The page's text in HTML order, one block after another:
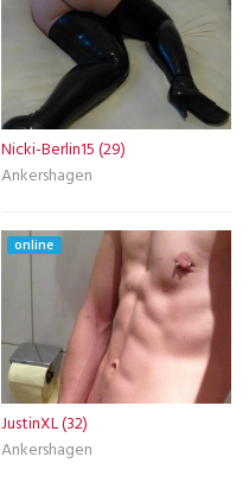
Nicki-Berlin15 (29)
Ankershagen
online
JustinXL (32)
Ankershagen